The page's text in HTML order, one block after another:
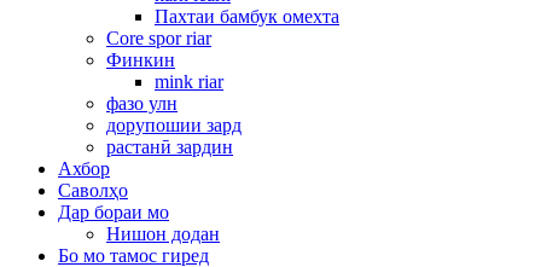
Пахтаи бамбук омехта
Core spor riar
Финкин
mink riar
фазо улн
дорупошии зард
растанӣ зардин
Ахбор
Саволҳо
Дар бораи мо
Нишон додан
Бо мо тамос гиред